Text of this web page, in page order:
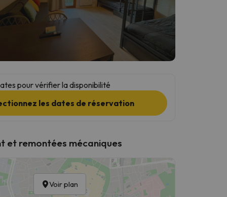
pour vérifier la disponibilité
les dates de réservation
et remontées mécaniques
Voir plan